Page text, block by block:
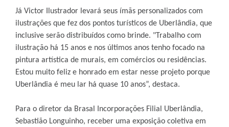
Já Victor Ilustrador levará seus ímãs personalizados com
ilustrações que fez dos pontos turísticos de Uberlândia, que
inclusive serão distribuídos como brinde. "Trabalho com
ilustração há 15 anos e nos últimos anos tenho focado na
pintura artística de murais, em comércios ou residências.
Estou muito feliz e honrado em estar nesse projeto porque
Uberlândia é meu lar há quase 10 anos”, destaca.
Para o diretor da Brasal Incorporações Filial Uberlândia,
Sebastião Longuinho, receber uma exposição coletiva em